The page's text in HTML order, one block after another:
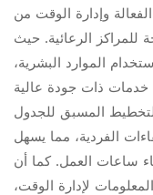
وإدارة الوقت من
للمراكز الرعائية. حيث
الموارد البشرية،
خدمات ذات جودة عالية
المسبق للجدول
الفردية، مما يسهل
ساعات العمل. كما أن
لإدارة الوقت،